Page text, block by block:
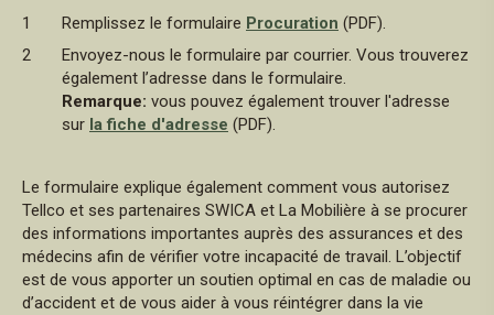
Remplissez le formulaire Procuration (PDF).
Envoyez-nous le formulaire par courrier. Vous trouverez
également l’adresse dans le formulaire.
Remarque: vous pouvez également trouver l'adresse
sur la fiche d'adresse (PDF).
Le formulaire explique également comment vous autorisez
Tellco et ses partenaires SWICA et La Mobilière à se procurer
des informations importantes auprès des assurances et des
médecins afin de vérifier votre incapacité de travail. L’objectif
est de vous apporter un soutien optimal en cas de maladie ou
d’accident et de vous aider à vous réintégrer dans la vie